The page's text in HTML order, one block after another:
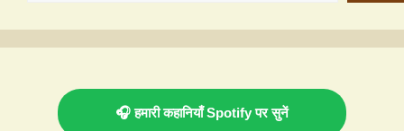
🎧 हमारी कहानियाँ Spotify पर सुनें